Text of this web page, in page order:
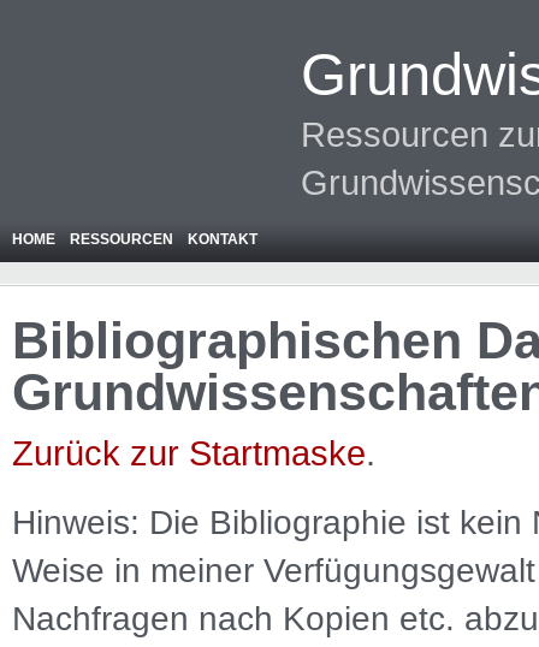
Ressourcen
HOME RESSOURCEN KONTAKT
Bibliographischen
Zurück zur Startmaske.
Hinweis: Die Bibliographie ist kein
Weise in meiner
Nachfragen nach Kopien etc.